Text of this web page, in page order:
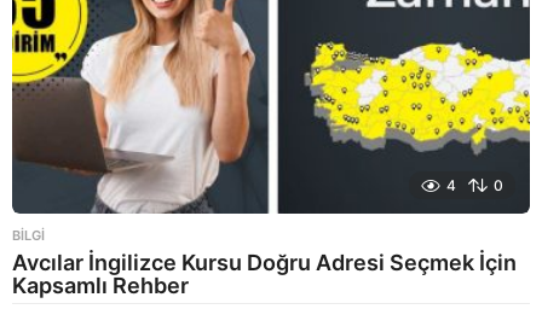
4 0
BILGI
Avcılar İngilizce Kursu Doğru Adresi Seçmek İçin
Kapsamlı Rehber